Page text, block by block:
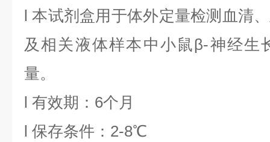
l本试剂盒用于体外定量检测血清
及相关液体样本中小鼠β-神经生
量。
l 有效期：6个月
l 保存条件： 2-8℃